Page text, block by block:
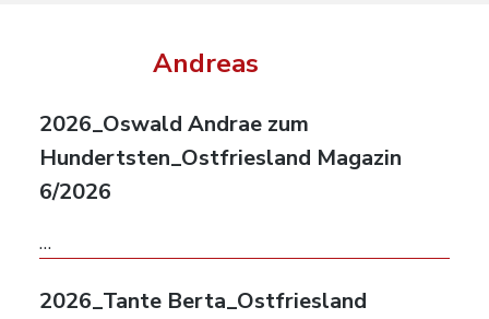
Autor:
Andreas
2026_Oswald Andrae zum
Hundertsten_Ostfriesland Magazin
6/2026
…
2026_Tante Berta_Ostfriesland